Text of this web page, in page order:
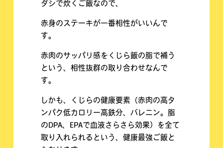
ダシで炊くご飯なので、
赤身のステーキが一番相性がいいんで
す。
赤肉のサッパリ感をくじら飯の脂で補う
という、相性抜群の取り合わせなんで
す。
しかも、くじらの健康要素（赤肉の高タ
ンパク低カロリー高鉄分、バレニン。脂
のDPA、EPAで血液さらさら効果）を全て
取り入れられるという、健康最強ご飯と